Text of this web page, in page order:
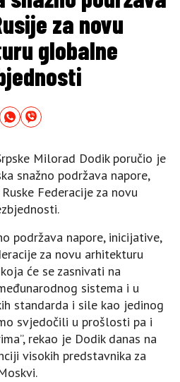
za novu
globalne
Milorad Dodik poručio je
snažno podržava napore,
Federacije za novu
podržava napore, inicijative,
za novu arhitekturu
će se zasnivati na
sistema i u
standarda i sile kao jedinog
svjedočili u prošlosti pa i
rekao je Dodik danas na
visokih predstavnika za